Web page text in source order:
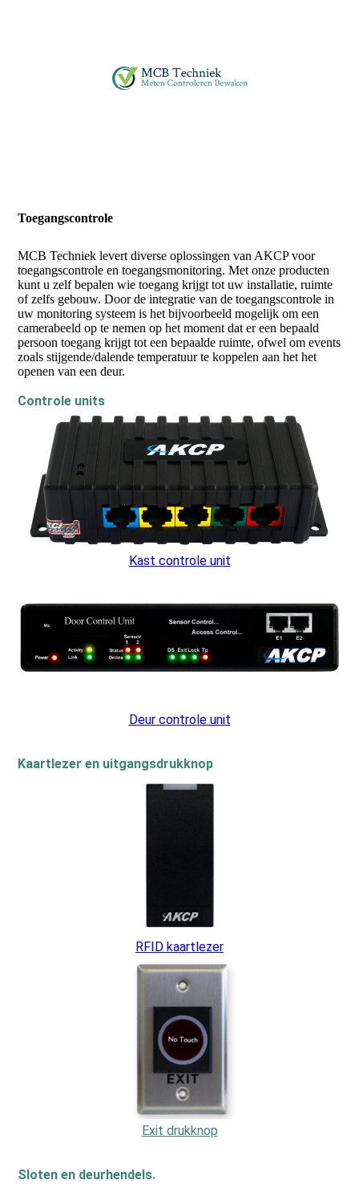
Toegangscontrole
MCB Techniek levert diverse oplossingen van AKCP voor
toegangscontrole en toegangsmonitoring. Met onze producten
kunt u zelf bepalen wie toegang krijgt tot uw installatie, ruimte
of zelfs gebouw. Door de integratie van de toegangscontrole in
uw monitoring systeem is het bijvoorbeeld mogelijk om een
camerabeeld op te nemen op het moment dat er een bepaald
persoon toegang krijgt tot een bepaalde ruimte, ofwel om events
zoals stijgende/dalende temperatuur te koppelen aan het het
openen van een deur.
Controle units
Kast controle unit
Deur controle unit
Kaartlezer en uitgangsdrukknop
RFID kaartlezer
Exit drukknop
Sloten en deurhendels.